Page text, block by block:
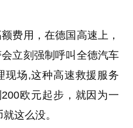
费用，在德国高速上，
立刻强制呼叫全德汽车
现场,这种高速救援服务
欧元起步，就因为一
这么没。